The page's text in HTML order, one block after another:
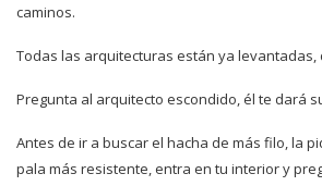
caminos.
Todas las arquitecturas están ya levantadas,
Pregunta al arquitecto escondido, él te dará
Antes de ir a buscar el hacha de más filo, la
pala más resistente, entra en tu interior y